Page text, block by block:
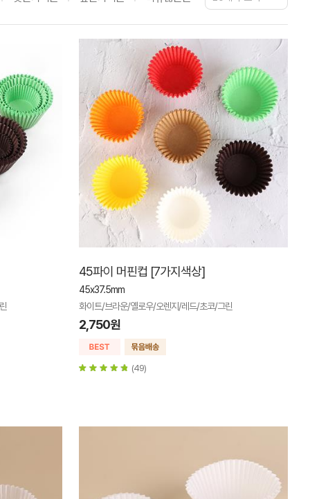
45파이 머핀컵 [7가지색상]
45x37.5mm
화이트/브라운/옐로우/오렌지/레드/초코/그린
2,750원
(49)